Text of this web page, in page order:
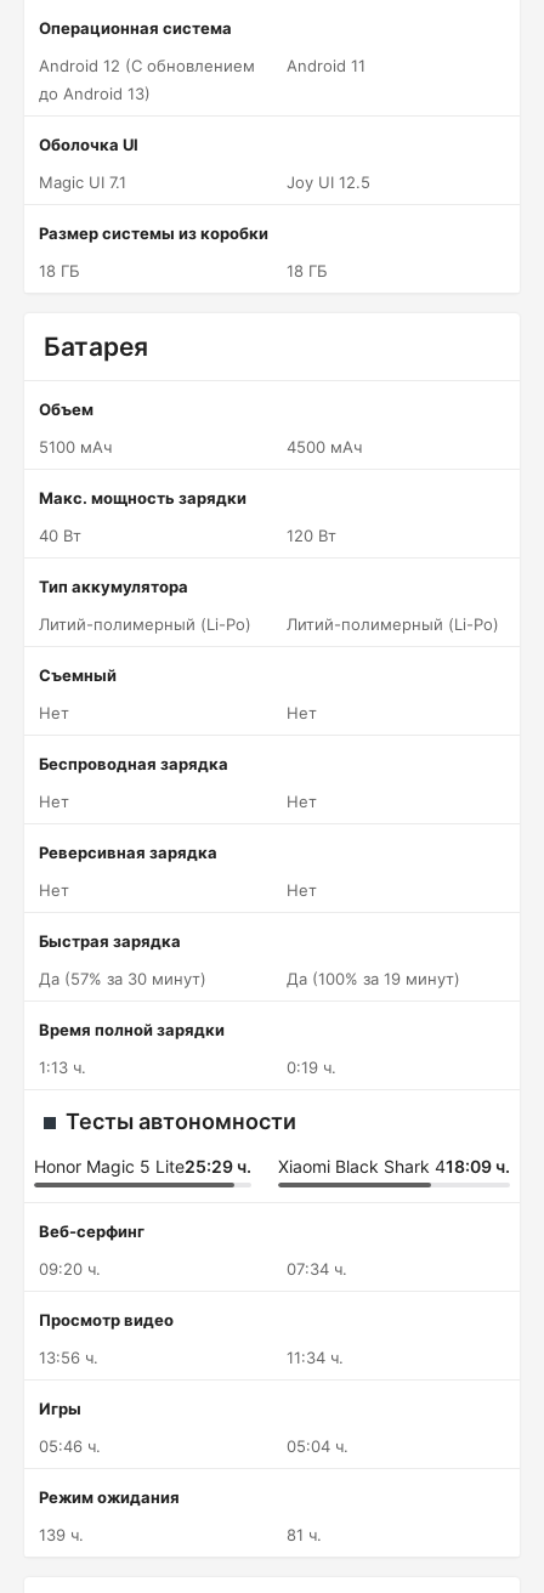
Операционная система
Android 12 (С обновлением
до Android 13)
Android 11
Оболочка UI
Magic UI 7.1
Joy UI 12.5
Размер системы из коробки
18 ГБ
18 ГБ
Батарея
Объем
5100 мАч
4500 мАч
Макс. мощность зарядки
40 Вт
120 Вт
Тип аккумулятора
Литий-полимерный (Li-Po)
Литий-полимерный (Li-Po)
Съемный
Нет
Нет
Беспроводная зарядка
Нет
Нет
Реверсивная зарядка
Нет
Нет
Быстрая зарядка
Да (57% за 30 минут)
Да (100% за 19 минут)
Время полной зарядки
1:13 ч.
0:19 ч.
Тесты автономности
Honor Magic 5 Lite25:29 ч. Xiaomi Black Shark 418:09 ч.
Веб-серфинг
09:20 ч.
07:34 ч.
Просмотр видео
13:56 ч.
11:34 ч.
Игры
05:46 ч.
05:04 ч.
Режим ожидания
139 ч.
81 ч.